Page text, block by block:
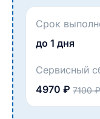
Срок
до 1 дня
Сервисный
4970 ₽ 7100 ₽